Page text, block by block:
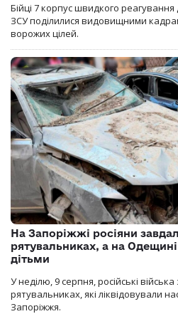
Бійці 7 корпус швидкого
ЗСУ поділилися видовищними
ворожих цілей.
На Запоріжжі росіяни
рятувальниках, а на
дітьми
У неділю, 9 серпня, російські
рятувальниках, які ліквідовували
Запоріжжя.